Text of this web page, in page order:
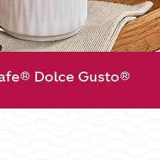
Dolce Gusto®